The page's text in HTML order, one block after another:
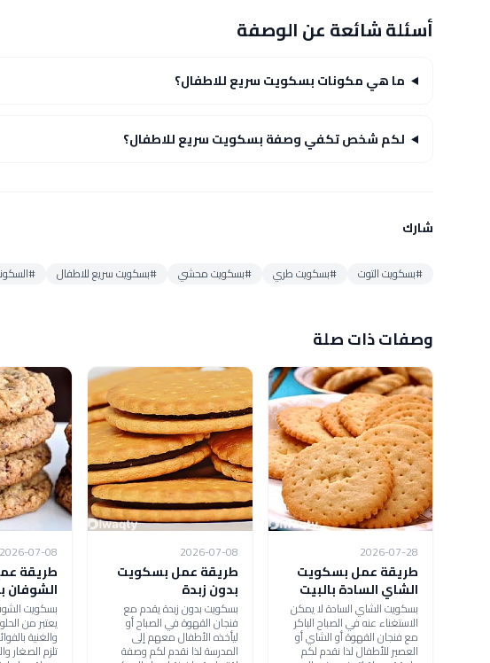
أسئلة شائعة عن الوصفة
ما هي مكونات بسكويت سريع للاطفال؟
لكم شخص تكفي وصفة بسكويت سريع للاطفال؟
شارك
#بسكويت التوت #بسكويت طري #بسكويت محشي #بسكويت سريع للاطفال
وصفات ذات صلة
2026-07-28
طريقة عمل بسكويت
الشاي السادة بالبيت
بسكويت الشاي السادة لا يمكن
الاستغناء عنه في الصباح الباكر
مع فنجان القهوة أو الشاي أو
العصير للأطفال لذا نقدم لكم
2026-07-08
طريقة عمل بسكويت
بدون زبدة
بسكويت بدون زبدة يقدم مع
فنجان القهوة في الصباح أو
ليأخذه الأطفال معهم إلى
المدرسة لذا نقدم لكم وصفة
2026-07-08
طريقة
الشوفان
بسكويت
يعتبر من
والغنية
تلزم الصغار